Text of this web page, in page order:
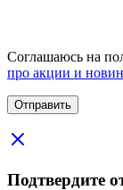
Соглашаюсь на
про акции и
Подтвердите